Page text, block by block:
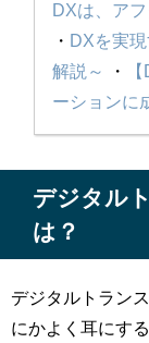
DXは、ア
・ DXを実
解説～
・
ーションに
デジタル
は？
デジタルトラン
にかよく耳にす